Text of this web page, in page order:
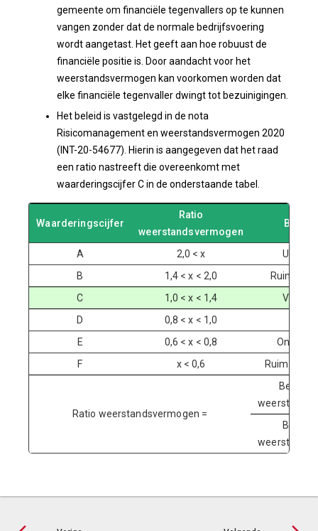
gemeente om financiële tegenvallers op te kunnen
vangen zonder dat de normale bedrijfsvoering
wordt aangetast. Het geeft aan hoe robuust de
financiële positie is. Door aandacht voor het
weerstandsvermogen kan voorkomen worden dat
elke financiële tegenvaller dwingt tot bezuinigingen.
Het beleid is vastgelegd in de nota
Risicomanagement en weerstandsvermogen 2020
(INT-20-54677). Hierin is aangegeven dat het raad
een ratio nastreeft die overeenkomt met
waarderingscijfer C in de onderstaande tabel.
Waarderingscijfer
Ratio
weerstandsvermogen
A 2,0 < x
B
1,4 < x < 2,0
Ruim
C
1,0 < x < 1,4
D
0,8 < x < 1,0
E
0,6 < x < 0,8
F
x < 0,6 Ruim
Ratio weerstandsvermogen =